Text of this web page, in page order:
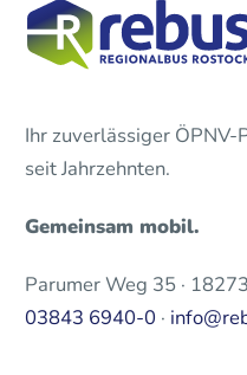
Ihr zuverlässiger ÖPNV-
seit Jahrzehnten.
Gemeinsam mobil.
Parumer Weg 35 ·
03843 6940-0 ·